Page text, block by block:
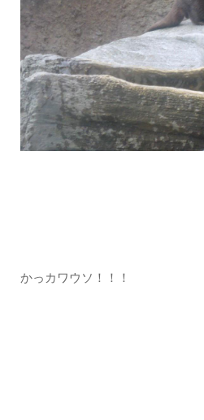
かっカワウソ！！！